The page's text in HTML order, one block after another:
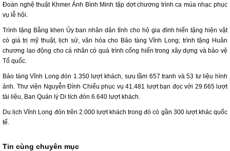
Đoàn nghệ thuật Khmer Ánh Bình Minh tập dợt chương trình ca múa nhạc phục
vụ lễ hội.
Trình tặng Bằng khen Ủy ban nhân dân tỉnh cho hộ gia đình hiến tặng hiện vật
có giá trị mỹ thuật, lịch sử, văn hóa cho Bảo tàng Vĩnh Long; trình tặng Huân
chương lao động cho cá nhân có quá trình cống hiến trong xây dựng và bảo vệ
Tổ quốc.
Bảo tàng Vĩnh Long đón 1.350 lượt khách, sưu tầm 657 tranh và 53 tư liệu hình
ảnh. Thư viện Nguyễn Đình Chiểu phục vụ 41.481 lượt bạn đọc với 29.665 lượt
tài liệu, Ban Quản lý Di tích đón 6.640 lượt khách.
Du lịch Vĩnh Long đón trên 2.000 lượt khách trong đó có gần 300 lượt khác quốc
tế.
Tin cùng chuyên mục